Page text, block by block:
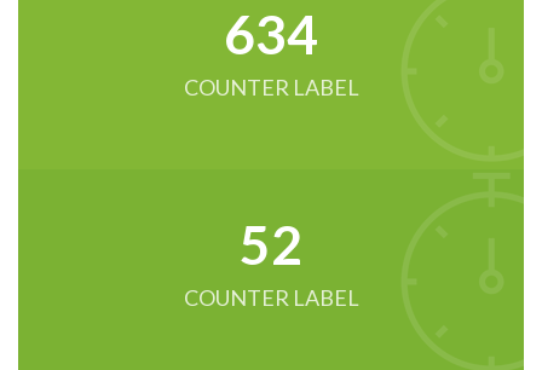
634
COUNTER LABEL
52
COUNTER LABEL